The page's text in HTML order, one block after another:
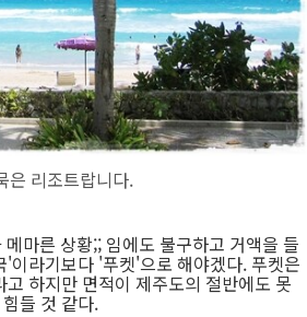
은 리조트랍니다.
메마른 상황;; 임에도 불구하고 거액을 들
이라기보다 '푸켓'으로 해야겠다. 푸켓은
하지만 면적이 제주도의 절반에도 못
들 것 같다.